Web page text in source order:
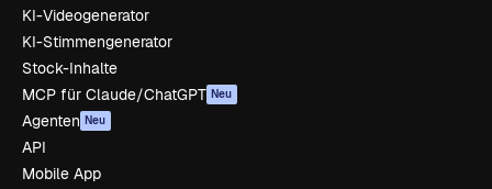
KI-Videogenerator
KI-Stimmengenerator
Stock-Inhalte
MCP für Claude/ChatGPT Neu
Agenten Neu
API
Mobile App